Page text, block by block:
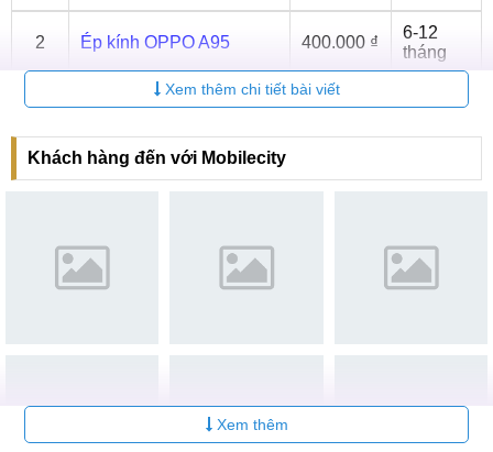
2 Ép kính OPPO A95 400.000 ₫
6-12
tháng
3 Thay Pin OPPO A95 Liên hệ
4
Thay mặt kính sau OPPO
A95
tháng
tháng
6-12
khá khó, đòi hỏi nhân viên kỹ thuật viên có kinh nghiệm và
Xem thêm chi tiết bài viết
Khách hàng đến với Mobilecity
Xem thêm